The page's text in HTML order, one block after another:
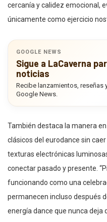
cercanía y calidez emocional,
únicamente como ejercicio
GOOGLE NEWS
Sigue a LaCaverna
noticias
Recibe lanzamientos, reseñas
Google News.
También destaca la manera
clásicos del eurodance sin
texturas electrónicas
conectar pasado y presente.
funcionando como una
permanecen incluso después
energía dance que nunca deja